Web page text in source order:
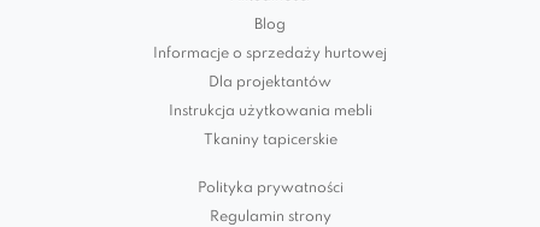
Blog
Informacje o sprzedaży hurtowej
Dla projektantów
Instrukcja użytkowania mebli
Tkaniny tapicerskie
Polityka prywatności
Regulamin strony